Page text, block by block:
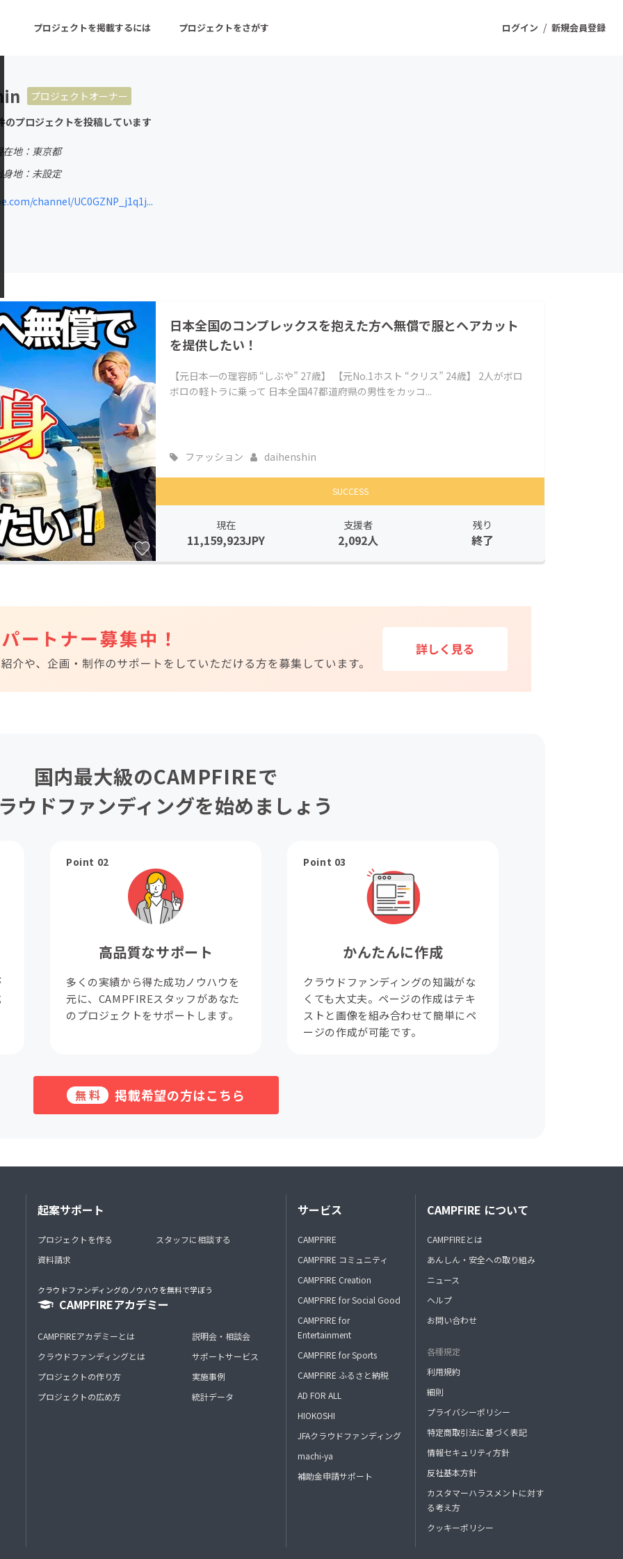
ログイン / 新規会員登録
プロジェクトを掲載するには プロジェクトをさがす
ーン 注目の新着プロジェクト
音楽
ゲーム・サービス開発
CAMPFIRE for Social Good
CAMPFIRE Creation
CAMPFIREふるさと納税
machi-ya コミュニティ
プロジェクトオーナー
のプロジェクトを投稿しています
在地：東京都
身地：未設定
channel/UC0GZNP_j1q1j...
日本全国のコンプレックスを抱えた方へ無償で服とヘアカット
を提供したい！
【元日本一の理容師 “しぶや” 27歳】 【元No.1ホスト “クリス” 24歳】 2人がボロ
ボロの軽トラに乗って 日本全国47都道府県の男性をカッコ...
ファッション daihenshin
SUCCESS
現在
11,159,923JPY
支援者
2,092人
残り
終了
国内最大級のCAMPFIREで
ウドファンディングを始めましょう
Point 02
高品質なサポート
多くの実績から得た成功ノウハウを
元に、CAMPFIREスタッフがあなた
のプロジェクトをサポートします。
Point 03
かんたんに作成
クラウドファンディングの知識がな
くても大丈夫。ページの作成はテキ
ストと画像を組み合わせて簡単にペ
ージの作成が可能です。
無料 掲載希望の方はこちら
起案サポート
プロジェクトを作る
資料請求
スタッフに相談する
クラウドファンディングのノウハウを無料で学ぼう
CAMPFIREアカデミー
CAMPFIREアカデミーとは
クラウドファンディングとは
プロジェクトの作り方
プロジェクトの広め方
説明会・相談会
サポートサービス
実施事例
統計データ
サービス
CAMPFIRE
CAMPFIRE コミュニティ
CAMPFIRE Creation
CAMPFIRE for Social Good
CAMPFIRE for
Entertainment
CAMPFIRE for Sports
CAMPFIRE ふるさと納税
AD FOR ALL
HIOKOSHI
JFAクラウドファンディング
machi-ya
補助金申請サポート
CAMPFIRE について
CAMPFIREとは
あんしん・安全への取り組み
ニュース
ヘルプ
お問い合わせ
各種規定
利用規約
細則
プライバシーポリシー
特定商取引法に基づく表記
情報セキュリティ方針
反社基本方針
カスタマーハラスメントに対す
る考え方
クッキーポリシー